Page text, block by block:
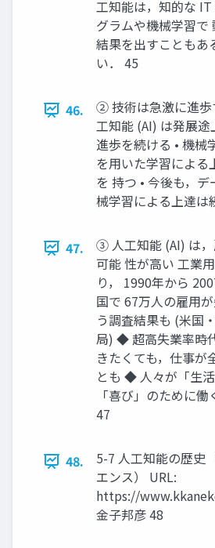
工知能は，知的な
グラムや機械学習で
結果を出すこともあ
い． 45
46.
② 技術は急激に進歩
工知能 (AI) は発展途
進歩を続ける • 機械
を用いた学習による
を 持つ • 今後も，
械学習による上達は
47.
③ 人工知能 (AI) は
可能 性が高い 工業
り， 1990年から
国で 67万人の雇用
う調査結果も (米国
局) ◆ 超高失業率時
きたくても，仕事が
とも ◆ 人々が「生
「喜び」のために
47
48.
5-7 人工知能の歴史
エンス） URL:
https://
金子邦彦 48